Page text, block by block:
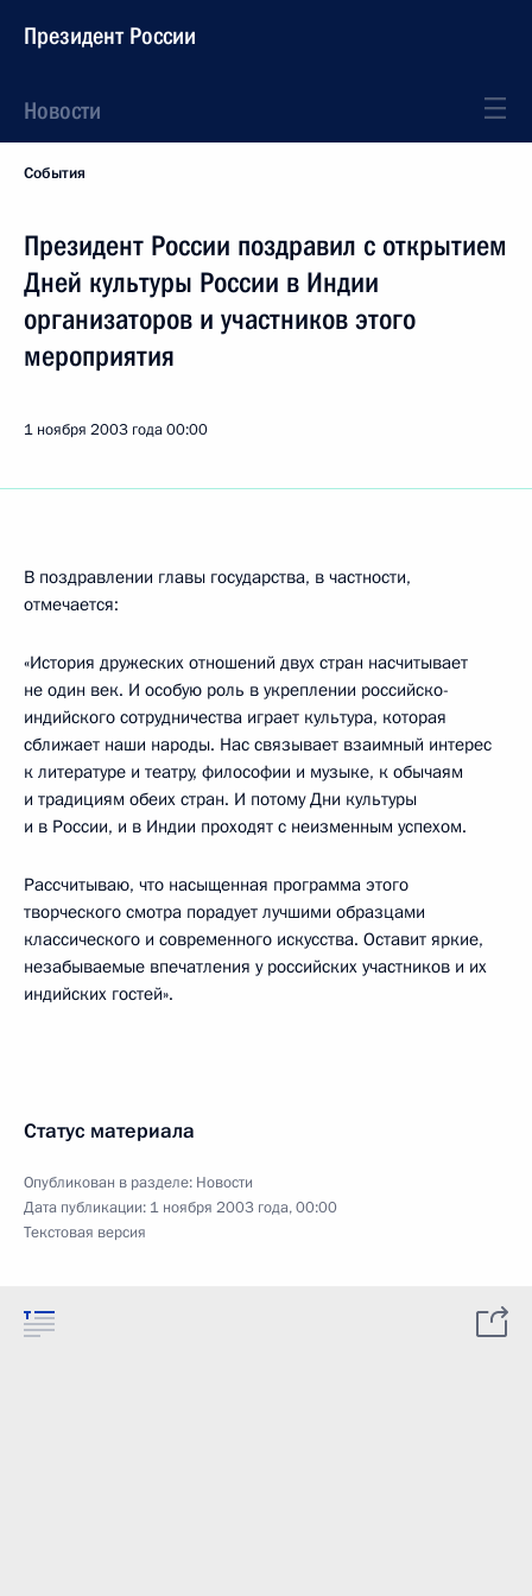
Президент России
Новости
События
Президент России поздравил с открытием
Дней культуры России в Индии
организаторов и участников этого
мероприятия
1 ноября 2003 года00:00
В поздравлении главы государства, в частности,
отмечается:
«История дружеских отношений двух стран насчитывает
не один век. И особую роль в укреплении российско-
индийского сотрудничества играет культура, которая
сближает наши народы. Нас связывает взаимный интерес
к литературе и театру, философии и музыке, к обычаям
и традициям обеих стран. И потому Дни культуры
и в России, и в Индии проходят с неизменным успехом.
Рассчитываю, что насыщенная программа этого
творческого смотра порадует лучшими образцами
классического и современного искусства. Оставит яркие,
незабываемые впечатления у российских участников и их
индийских гостей».
Статус материала
Опубликован в разделе: Новости
Дата публикации: 1 ноября 2003 года, 00:00
Текстовая версия